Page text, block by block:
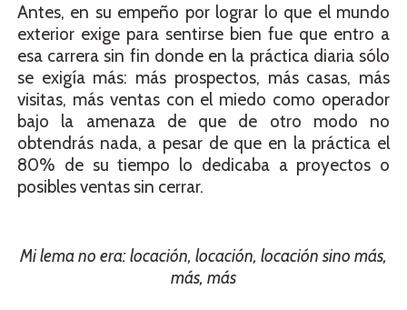
Antes, en su empeño por lograr lo que el mundo
exterior exige para sentirse bien fue que entro a
esa carrera sin fin donde en la práctica diaria sólo
se exigía más: más prospectos, más casas, más
visitas, más ventas con el miedo como operador
bajo la amenaza de que de otro modo no
obtendrás nada, a pesar de que en la práctica el
80% de su tiempo lo dedicaba a proyectos o
posibles ventas sin cerrar.
Mi lema no era: locación, locación, locación sino más,
más, más